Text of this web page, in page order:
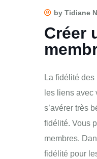
by Tidiane
Créer
La fidélité
les liens avec
s’avérer très
fidélité. Vous
membres.
fidélité pour